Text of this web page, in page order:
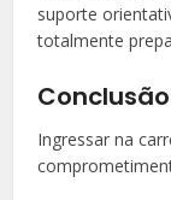
suporte
totalmente
Conclusão
Ingressar na